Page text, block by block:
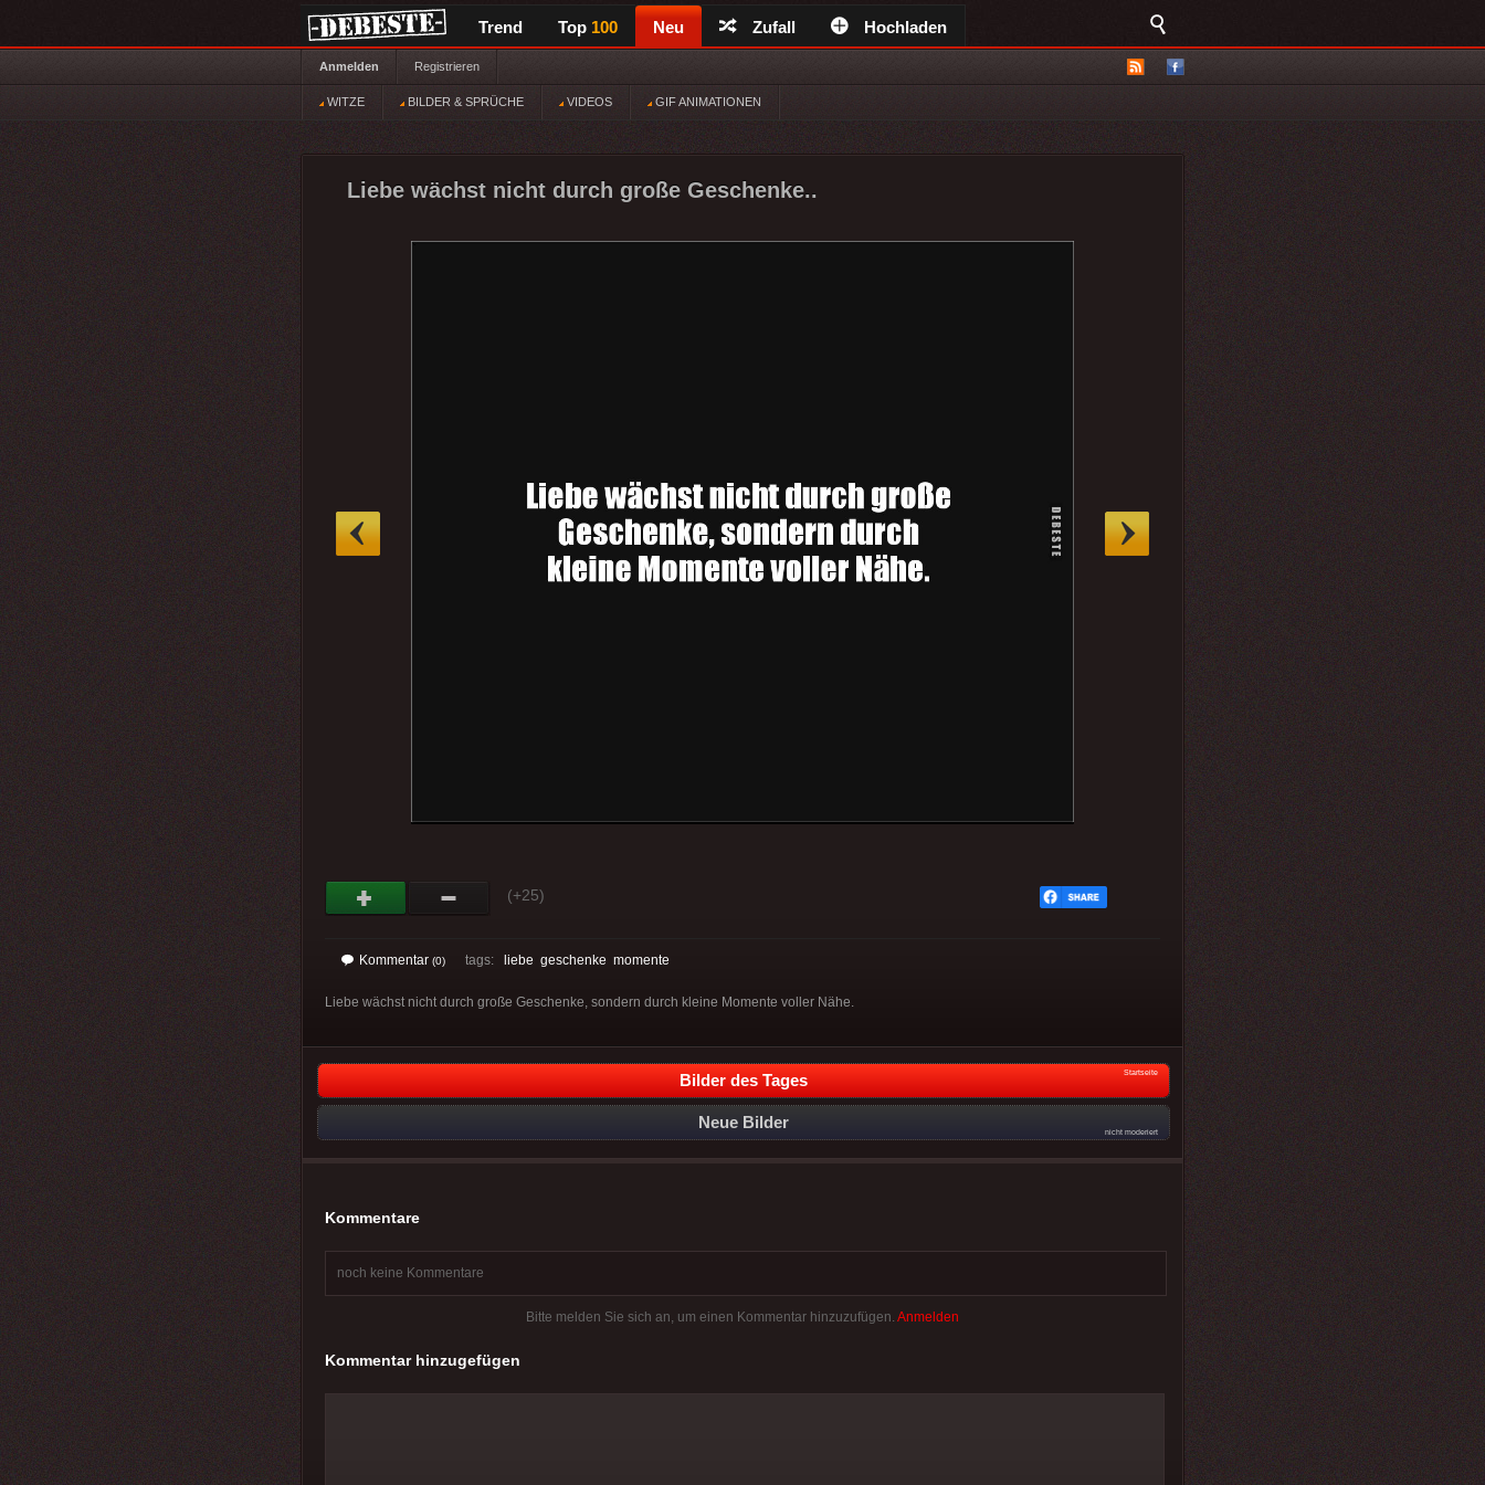
Trend Top 100 Neu Zufall Hochladen
Anmelden Registrieren
WITZE BILDER & SPRÜCHE VIDEOS GIF ANIMATIONEN
Liebe wächst nicht durch große Geschenke..
(+25)
Kommentar (0) tags: liebe geschenke momente
Liebe wächst nicht durch große Geschenke, sondern durch kleine Momente voller Nähe.
Bilder des Tages Startseite
Neue Bilder
nicht moderiert
Kommentare
noch keine Kommentare
Bitte melden Sie sich an, um einen Kommentar hinzuzufügen. Anmelden
Kommentar hinzugefügen